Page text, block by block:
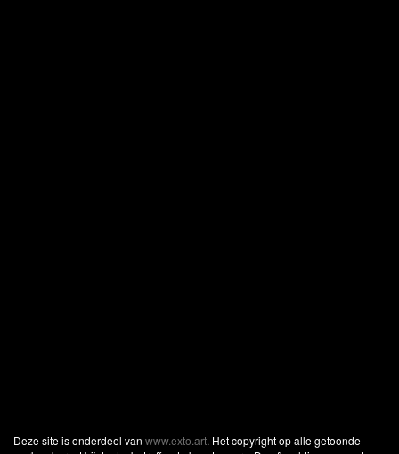
Deze site is onderdeel van www.exto.art. Het copyright op alle getoonde